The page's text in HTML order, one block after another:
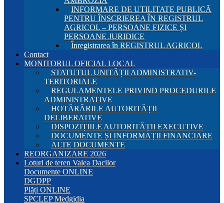
INFORMARE DE UTILITATE PUBLICĂ
PENTRU ÎNSCRIEREA ÎN REGISTRUL
AGRICOL – PERSOANE FIZICE ȘI
PERSOANE JURIDICE
Înregistrarea în REGISTRUL AGRICOL
Contact
MONITORUL OFICIAL LOCAL
STATUTUL UNITĂȚII ADMINISTRATIV-
TERITORIALE
REGULAMENTELE PRIVIND PROCEDURILE
ADMINISTRATIVE
HOTĂRÂRILE AUTORITĂȚII
DELIBERATIVE
DISPOZIȚIILE AUTORITĂȚII EXECUTIVE
DOCUMENTE ȘI INFORMAȚII FINANCIARE
ALTE DOCUMENTE
REORGANIZARE 2026
Loturi de teren Valea Dacilor
Documente ONLINE
DGDPP
Plăți ONLINE
SPCLEP Medgidia